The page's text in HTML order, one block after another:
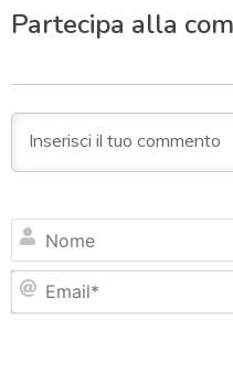
Partecipa alla